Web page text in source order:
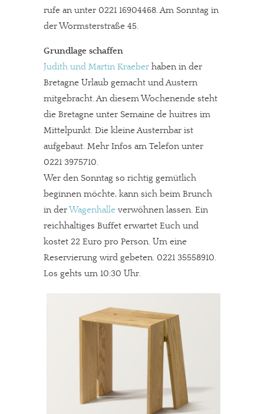
rufe an unter 0221 16904468. Am Sonntag in
der Wormsterstraße 45.
Grundlage schaffen
Judith und Martin Kraeber haben in der
Bretagne Urlaub gemacht und Austern
mitgebracht. An diesem Wochenende steht
die Bretagne unter Semaine de huitres im
Mittelpunkt. Die kleine Austernbar ist
aufgebaut. Mehr Infos am Telefon unter
0221 3975710.
Wer den Sonntag so richtig gemütlich
beginnen möchte, kann sich beim Brunch
in derWagenhalle verwöhnen lassen. Ein
reichhaltiges Buffet erwartet Euch und
kostet 22 Euro pro Person. Um eine
Reservierung wird gebeten. 0221 35558910.
Los gehts um 10:30 Uhr.